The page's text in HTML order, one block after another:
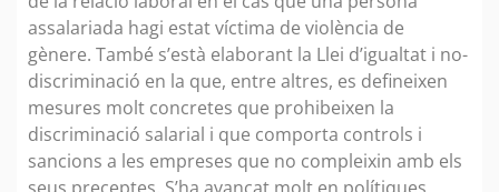
assalariada hagi estat víctima de violència de
gènere. També s’està elaborant la Llei d’igualtat i no-
discriminació en la que, entre altres, es defineixen
mesures molt concretes que prohibeixen la
discriminació salarial i que comporta controls i
sancions a les empreses que no compleixin amb els